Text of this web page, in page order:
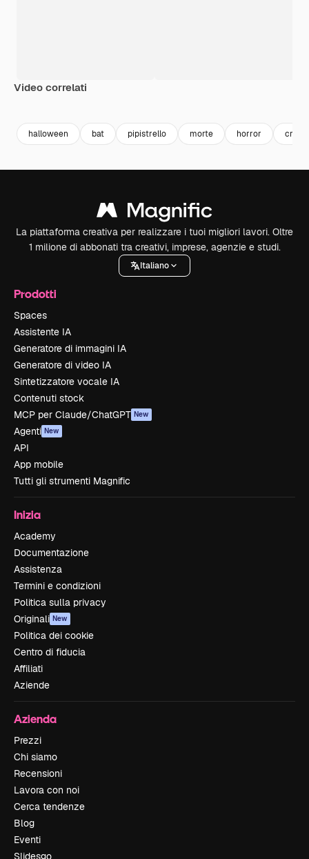
Video correlati
halloween bat pipistrello morte horror
La piattaforma creativa per realizzare i tuoi migliori lavori. Oltre
1 milione di abbonati tra creativi, imprese, agenzie e studi.
Italiano
Prodotti
Spaces
Assistente IA
Generatore di immagini IA
Generatore di video IA
Sintetizzatore vocale IA
Contenuti stock
MCP per Claude/ChatGPT New
Agenti New
API
App mobile
Tutti gli strumenti Magnific
Inizia
Academy
Documentazione
Assistenza
Termini e condizioni
Politica sulla privacy
Originali New
Politica dei cookie
Centro di fiducia
Affiliati
Aziende
Azienda
Prezzi
Chi siamo
Recensioni
Lavora con noi
Cerca tendenze
Blog
Eventi
Slidesgo